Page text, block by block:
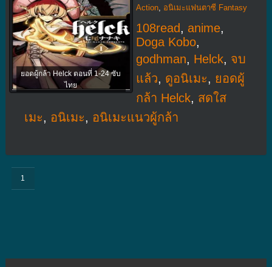
ยอดผู้กล้า Helck ตอนที่ 1-24 ซับ
ไทย
Action, อนิเมะแฟนตาซี Fantasy
108read, anime,
Doga Kobo,
godhman, Helck, จบ
แล้ว, ดูอนิเมะ, ยอดผู้
กล้า Helck, สดใส
เมะ, อนิเมะ, อนิเมะแนวผู้กล้า
1